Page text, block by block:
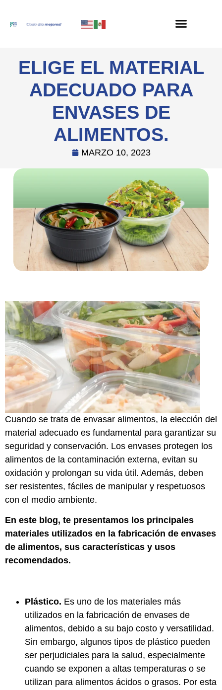
ELIGE EL MATERIAL
ADECUADO PARA
ENVASES DE
ALIMENTOS.
MARZO 10, 2023
Cuando se trata de envasar alimentos, la elección del
material adecuado es fundamental para garantizar su
seguridad y conservación. Los envases protegen los
alimentos de la contaminación externa, evitan su
oxidación y prolongan su vida útil. Además, deben
ser resistentes, fáciles de manipular y respetuosos
con el medio ambiente.
En este blog, te presentamos los principales
materiales utilizados en la fabricación de envases
de alimentos, sus características y usos
recomendados.
Plástico. Es uno de los materiales más
utilizados en la fabricación de envases de
alimentos, debido a su bajo costo y versatilidad.
Sin embargo, algunos tipos de plástico pueden
ser perjudiciales para la salud, especialmente
cuando se exponen a altas temperaturas o se
utilizan para alimentos ácidos o grasos. Por esta